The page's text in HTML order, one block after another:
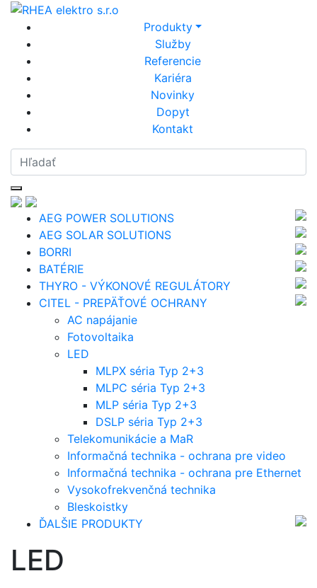
Produkty
Služby
Referencie
Kariéra
Novinky
Dopyt
Kontakt
AEG POWER SOLUTIONS
AEG SOLAR SOLUTIONS
BORRI
BATÉRIE
THYRO - VÝKONOVÉ REGULÁTORY
CITEL - PREPÄŤOVÉ OCHRANY
AC napájanie
Fotovoltaika
LED
MLPX séria Typ 2+3
MLPC séria Typ 2+3
MLP séria Typ 2+3
DSLP séria Typ 2+3
Telekomunikácie a MaR
Informačná technika - ochrana pre video
Informačná technika - ochrana pre Ethernet
Vysokofrekvenčná technika
Bleskoistky
ĎALŠIE PRODUKTY
LED